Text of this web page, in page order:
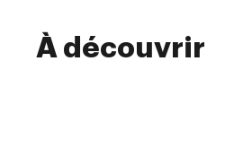
À découvrir